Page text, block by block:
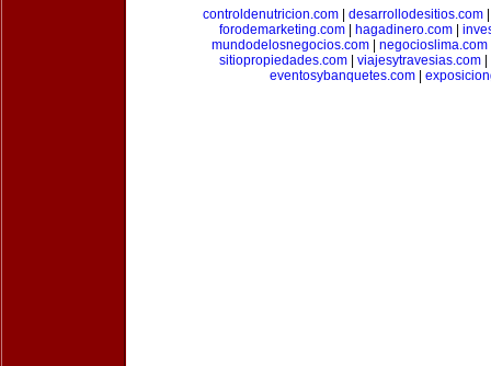
controldenutricion.com
desarrollodesitios.com
forodemarketing.com| hagadinero.com|
mundodelosnegocios.com| negocioslima.com
sitiopropiedades.com| viajesytravesias.com|
eventosybanquetes.com